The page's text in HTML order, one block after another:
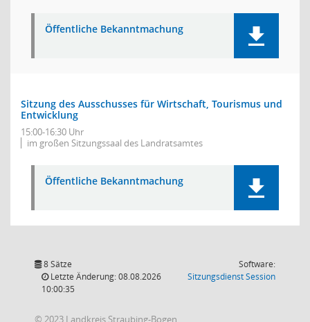
Öffentliche Bekanntmachung
Sitzung des Ausschusses für Wirtschaft, Tourismus und
Entwicklung
15:00-16:30 Uhr
im großen Sitzungssaal des Landratsamtes
Öffentliche Bekanntmachung
8 Sätze
Letzte Änderung: 08.08.2026
10:00:35
Software:
SitzungsdienstSession(Wird in
© 2023 Landkreis Straubing-Bogen